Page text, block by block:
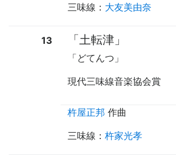
三味線 ： 大友美由奈
13 「土転津」
「どてんつ」
現代三味線音楽協会賞
杵屋正邦 作曲
三味線 ： 杵家光孝